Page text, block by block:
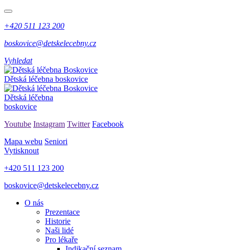
+420 511 123 200
boskovice@detskelecebny.cz
Vyhledat
Dětská léčebna boskovice
Dětská léčebna
boskovice
Youtube Instagram Twitter Facebook
Mapa webu Seniori
Vytisknout
+420 511 123 200
boskovice@detskelecebny.cz
O nás
Prezentace
Historie
Naši lidé
Pro lékaře